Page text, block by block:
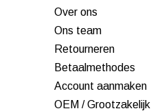
Over ons
Ons team
Retourneren
Betaalmethodes
Account aanmaken
OEM / Grootzakelijk